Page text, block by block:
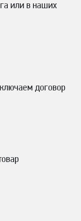
или в наших
договор